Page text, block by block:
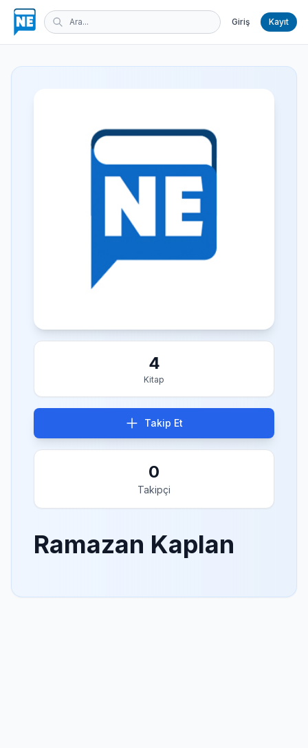
Giriş Kayıt
4
Kitap
Takip Et
0
Takipçi
Ramazan Kaplan